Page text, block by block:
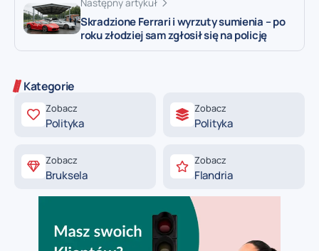
Następny artykuł
Skradzione Ferrari i wyrzuty sumienia – po
roku złodziej sam zgłosił się na policję
Kategorie
Zobacz
Polityka
Zobacz
Polityka
Zobacz
Bruksela
Zobacz
Flandria